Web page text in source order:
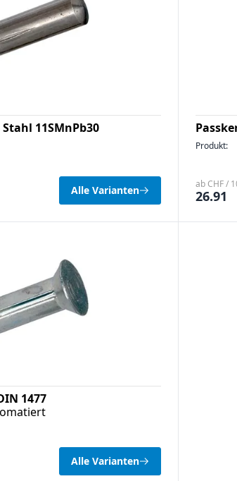
11SMnPb30
Alle Varianten
Produkt:
ab CHF /
26.91
1477
Alle Varianten